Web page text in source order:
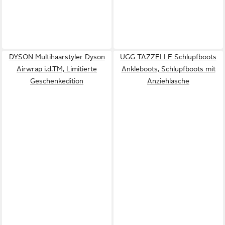
DYSON Multihaarstyler Dyson
Airwrap i.d.TM, Limitierte
Geschenkedition
UGG TAZZELLE Schlupfboots
Ankleboots, Schlupfboots mit
Anziehlasche